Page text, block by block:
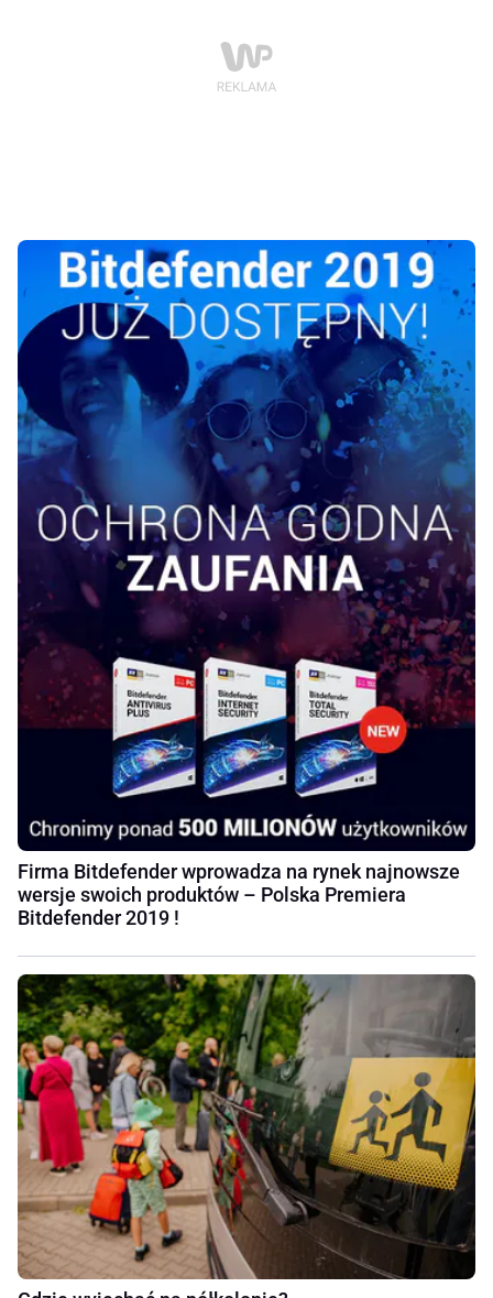
Firma Bitdefender wprowadza na rynek najnowsze
wersje swoich produktów – Polska Premiera
Bitdefender 2019 !